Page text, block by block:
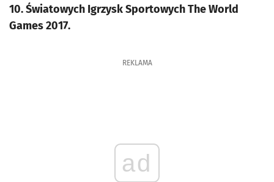
10. Światowych Igrzysk Sportowych The World
Games 2017.
REKLAMA
ad